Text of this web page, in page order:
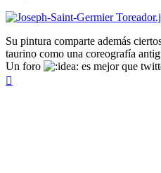
Su pintura comparte además
taurino como una coreografía
Un foro
es mejor que